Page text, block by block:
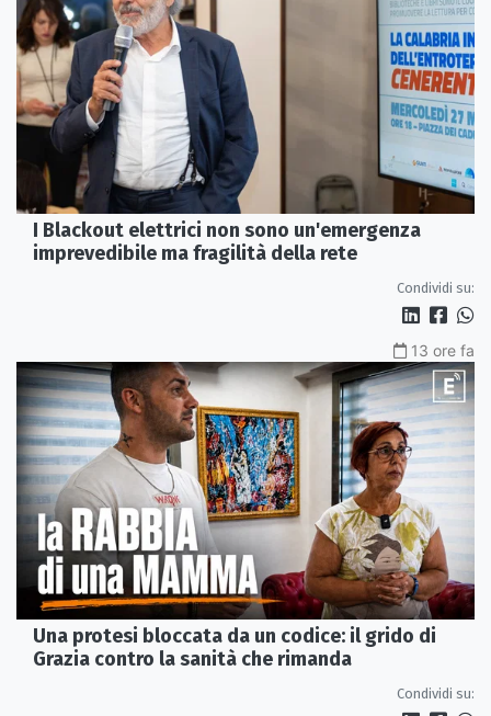
I Blackout elettrici non sono un'emergenza
imprevedibile ma fragilità della rete
Condividi su:
13 ore fa
Una protesi bloccata da un codice: il grido di
Grazia contro la sanità che rimanda
Condividi su: